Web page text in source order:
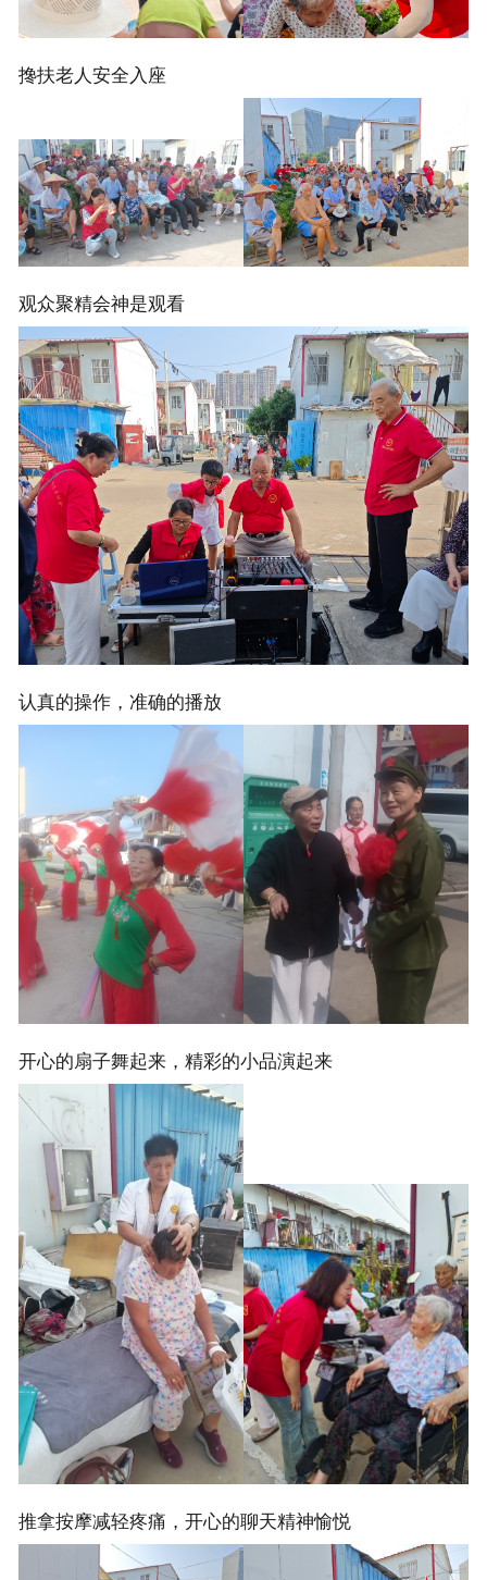
搀扶老人安全入座
观众聚精会神是观看
认真的操作，准确的播放
开心的扇子舞起来，精彩的小品演起来
推拿按摩减轻疼痛，开心的聊天精神愉悦